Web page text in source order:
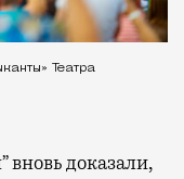
Театра
доказали,